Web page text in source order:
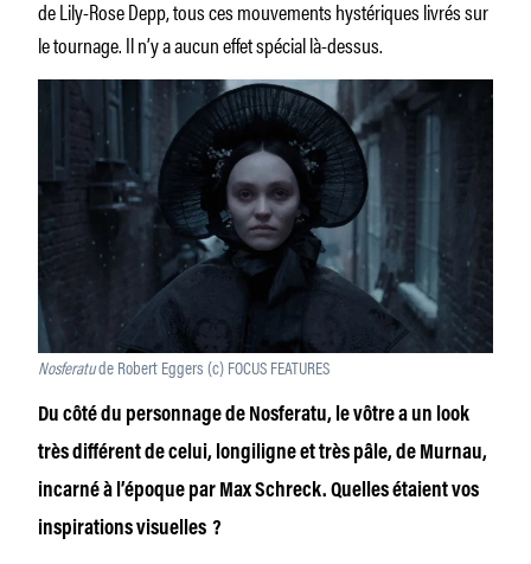
de Lily-Rose Depp, tous ces mouvements hystériques livrés sur
le tournage. Il n’y a aucun effet spécial là-dessus.
Nosferatude Robert Eggers (c) FOCUS FEATURES
Du côté du personnage de Nosferatu, le vôtre a un look
très différent de celui, longiligne et très pâle, de Murnau,
incarné à l’époque par Max Schreck. Quelles étaient vos
inspirations visuelles ?